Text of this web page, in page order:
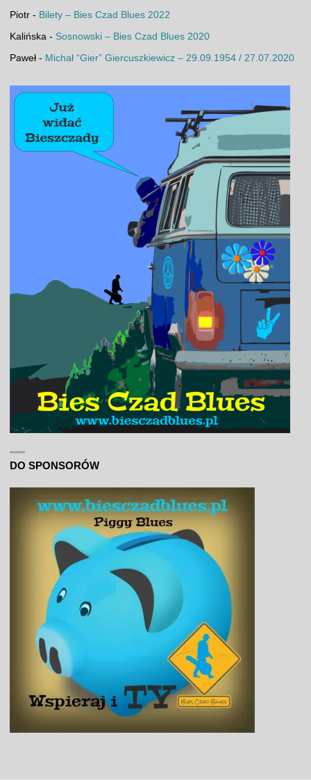
Piotr- Bilety – Bies Czad Blues 2022
Kalińska- Sosnowski – Bies Czad Blues 2020
Paweł- Michał “Gier” Giercuszkiewicz – 29.09.1954 / 27.07.2020
DO SPONSORÓW